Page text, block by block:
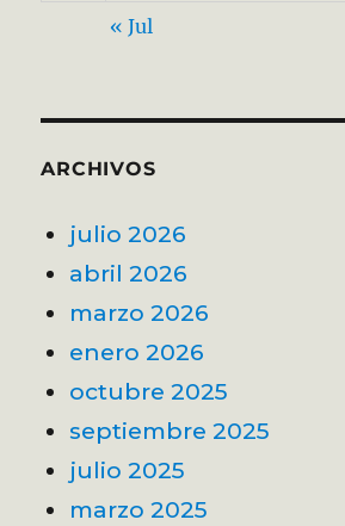
« Jul
ARCHIVOS
julio 2026
abril 2026
marzo 2026
enero 2026
octubre 2025
septiembre 2025
julio 2025
marzo 2025